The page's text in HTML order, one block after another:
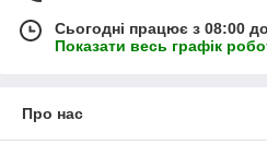
Сьогодні працює з 08:00
Показати весь графік
Про нас